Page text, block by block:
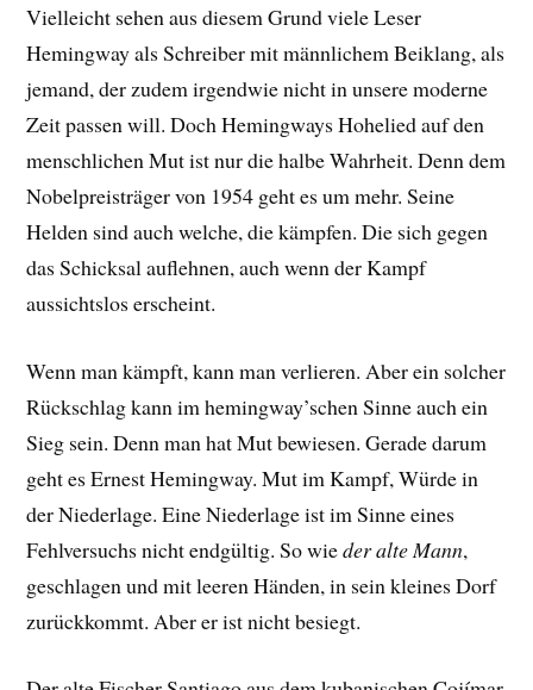
Vielleicht sehen aus diesem Grund viele Leser
Hemingway als Schreiber mit männlichem Beiklang, als
jemand, der zudem irgendwie nicht in unsere moderne
Zeit passen will. Doch Hemingways Hohelied auf den
menschlichen Mut ist nur die halbe Wahrheit. Denn dem
Nobelpreisträger von 1954 geht es um mehr. Seine
Helden sind auch welche, die kämpfen. Die sich gegen
das Schicksal auflehnen, auch wenn der Kampf
aussichtslos erscheint.
Wenn man kämpft, kann man verlieren. Aber ein solcher
Rückschlag kann im hemingway’schen Sinne auch ein
Sieg sein. Denn man hat Mut bewiesen. Gerade darum
geht es Ernest Hemingway. Mut im Kampf, Würde in
der Niederlage. Eine Niederlage ist im Sinne eines
Fehlversuchs nicht endgültig. So wieder alte Mann,
geschlagen und mit leeren Händen, in sein kleines Dorf
zurückkommt. Aber er ist nicht besiegt.